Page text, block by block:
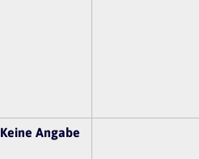
Keine Angabe